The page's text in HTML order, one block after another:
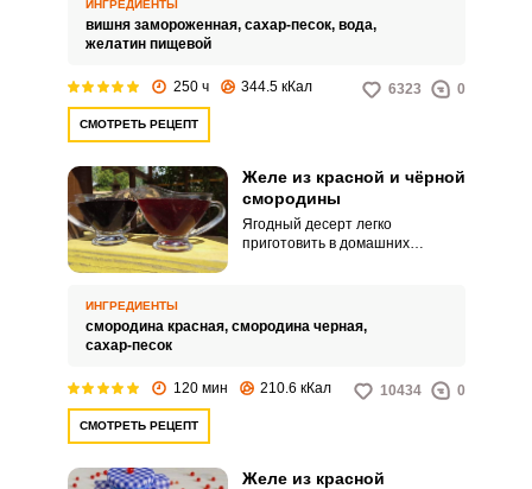
желатином любят полакомиться
ИНГРЕДИЕНТЫ
вишня замороженная, сахар-песок, вода,
желатин пищевой
250 ч 344.5 кКал 6323 0
СМОТРЕТЬ РЕЦЕПТ
Желе из красной и чёрной
смородины
Ягодный десерт легко
приготовить в домашних
мороженное или творог.
ИНГРЕДИЕНТЫ
смородина красная, смородина черная,
сахар-песок
120 мин 210.6 кКал 10434 0
СМОТРЕТЬ РЕЦЕПТ
Желе из красной